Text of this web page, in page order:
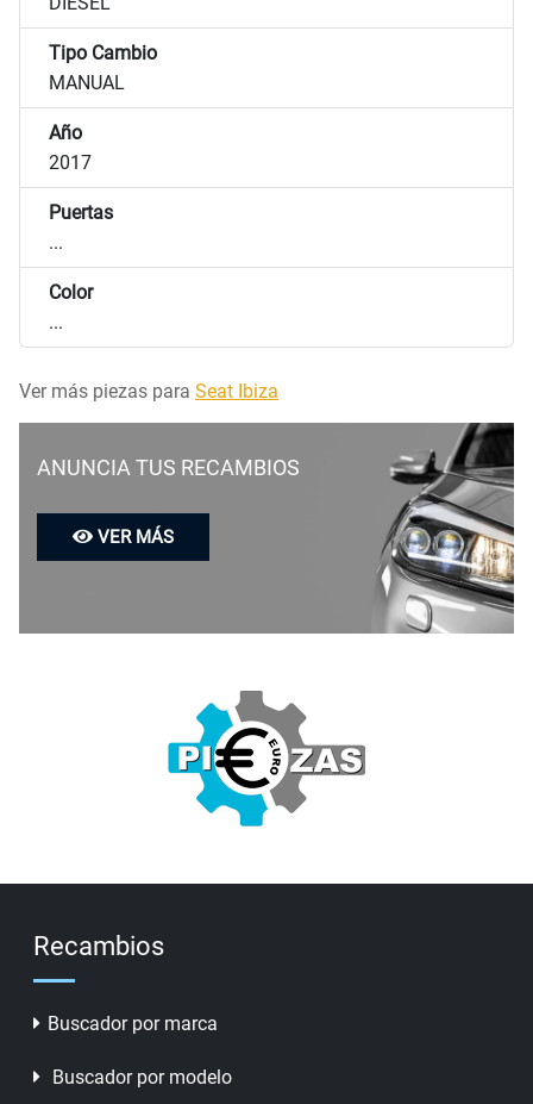
Tipo Cambio
MANUAL
Año
2017
Puertas
...
Color
...
Ver más piezas para Seat Ibiza
ANUNCIA TUS RECAMBIOS
VER MÁS
Recambios
Buscador por marca
Buscador por modelo